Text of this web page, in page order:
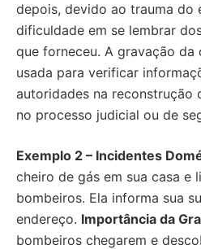
depois, devido ao trauma do
dificuldade em se lembrar
que forneceu. A gravação da
usada para verificar
autoridades na reconstrução
no processo judicial ou de
Exemplo 2 – Incidentes
cheiro de gás em sua casa e
bombeiros. Ela informa sua
endereço. Importância da
bombeiros chegarem e